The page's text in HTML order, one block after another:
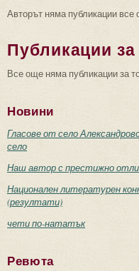
Авторът няма публикации все
Публикации за
Все още няма публикации за
Новини
Гласове от село
село
Наш автор с престижно
Национален литературен
(резултати)
чети по-нататък
Ревюта